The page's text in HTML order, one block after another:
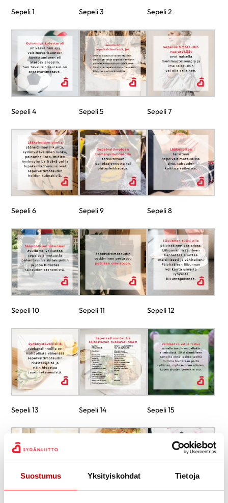
Suostumus Yksityiskohdat Tietoja
Sepeli 1 Sepeli 3 Sepeli 2
Sepeli 4 Sepeli 5 Sepeli 7
Sepeli 6 Sepeli 9 Sepeli 8
Sepeli 10 Sepeli 11 Sepeli 12
Sepeli 13 Sepeli 14 Sepeli 15